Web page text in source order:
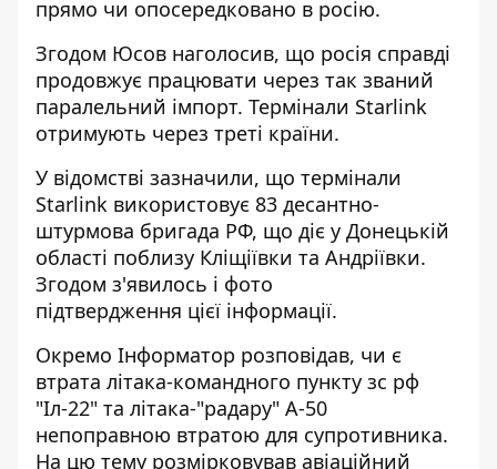
прямо чи опосередковано в росію.
Згодом Юсов наголосив, що росія справді
продовжує працювати через так званий
паралельний імпорт. Термінали Starlink
отримують через треті країни.
У відомстві зазначили, що термінали
Starlink використовує 83 десантно-
штурмова бригада РФ, що діє у Донецькій
області поблизу Кліщіївки та Андріївки.
Згодом з'явилось і фото
підтвердження цієї інформації.
Окремо Інформатор розповідав, чи є
втрата літака-командного пункту зс рф
"Іл-22" та літака-"радару" А-50
непоправною втратою для супротивника.
На цю тему розмірковував авіаційний